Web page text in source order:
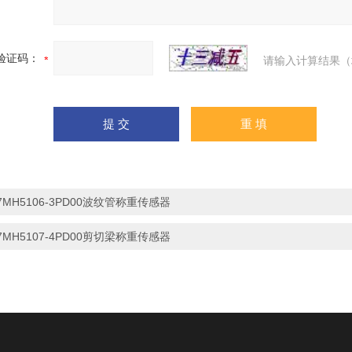
证码： 请输入计算结果
3PD00波纹管称重传感器
4PD00剪切梁称重传感器